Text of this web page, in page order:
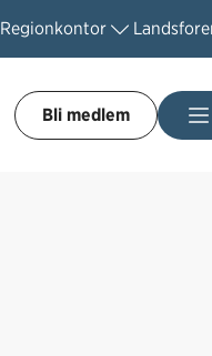
Regionkontor
Bli medlem